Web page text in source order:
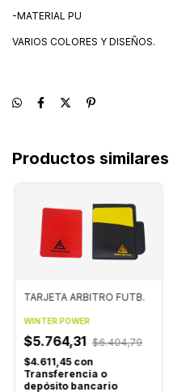
-MATERIAL PU
VARIOS COLORES Y DISEÑOS.
Productos similares
TARJETA ARBITRO FUTB.
WINTER POWER
$5.764,31 $6.404,79
$4.611,45 con
Transferencia o
depósito bancario